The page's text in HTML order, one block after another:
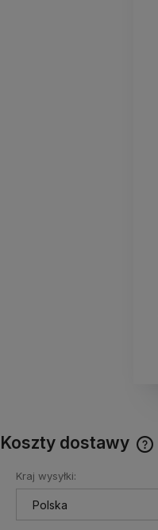
Koszty dostawy
Kraj wysyłki: